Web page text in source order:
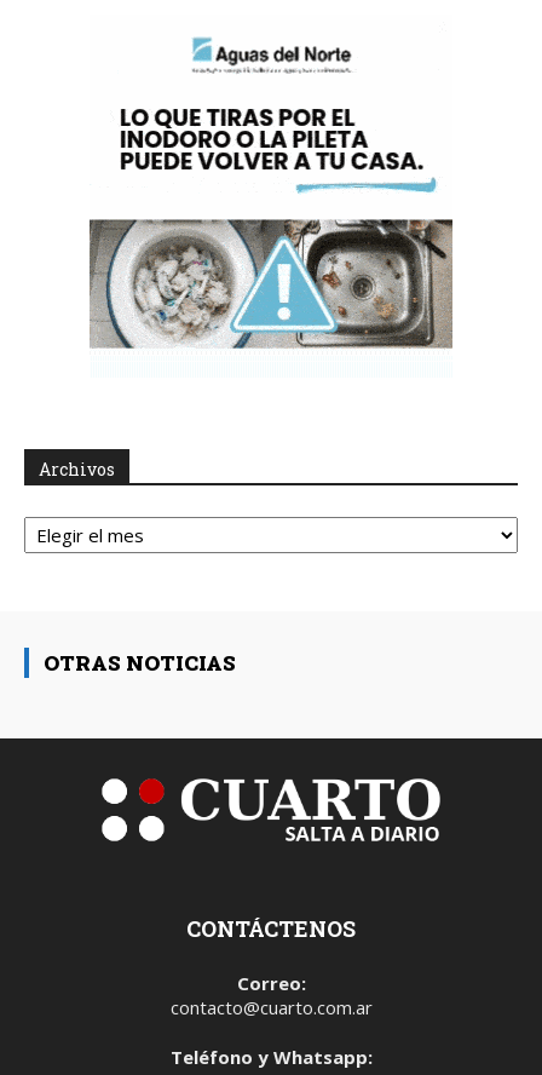
Archivos
Archivos
OTRAS NOTICIAS
CONTÁCTENOS
Correo:
contacto@cuarto.com.ar
Teléfono y Whatsapp: